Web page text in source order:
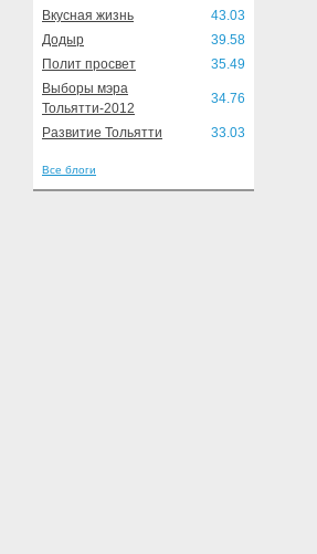
Вкусная жизнь
43.03
Додыр
39.58
Полит просвет
35.49
Выборы мэра
Тольятти-2012
34.76
Развитие Тольятти 33.03
Все блоги